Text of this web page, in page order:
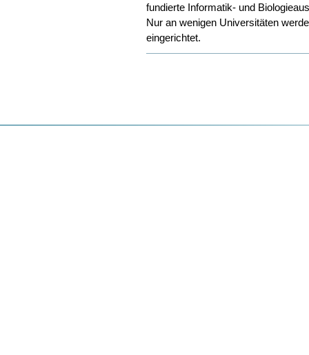
fundierte Informatik- und
Nur an wenigen Universitäten
eingerichtet.